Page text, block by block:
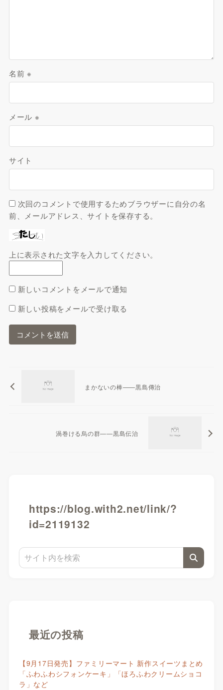
名前※
メール ※
サイト
次回のコメントで使用するためブラウザーに自分の名
前、メールアドレス、サイトを保存する。
上に表示された文字を入力してください。
新しいコメントをメールで通知
新しい投稿をメールで受け取る
まかないの棒——黒島傳治
渦巻ける烏の群——黒島伝治
https://blog.with2.net/link/?
id=2119132
最近の投稿
【9月17日発売】ファミリーマート 新作スイーツまとめ
「ふわふわシフォンケーキ」「ほろふわクリームショコ
ラ」など